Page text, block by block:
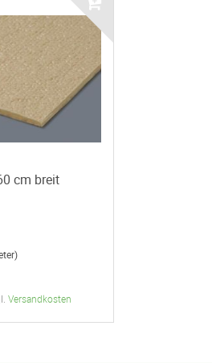
cm breit
Versandkosten